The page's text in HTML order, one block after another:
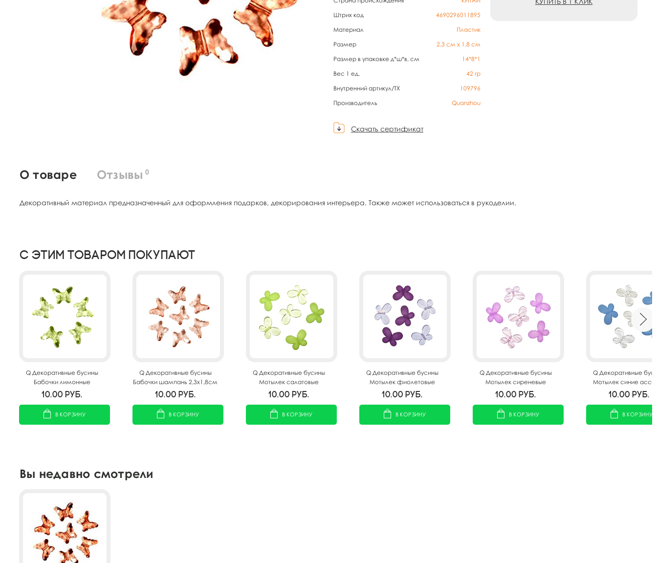
Штрих код
4690296011895
Материал
Пластик
Размер
2,3 см х 1,8 см
Размер в упаковке д*ш*в, см
14*8*1
Вес 1 ед.
42 гр
Внутренний артикул/TX
109796
Производитель
Quanzhou
Скачать сертификат
О товаре Отзывы 0
Декоративный материал предназначенный для оформления подарков, декорирования интерьера. Также может использоваться в рукоделии.
С этим товаром покупают
Q Декоративные бусины
Бабочки лимонные
2,3x1,8см 20шт
10.00 руб.
В КОРЗИНУ
Q Декоративные бусины
Бабочки шампань 2,3x1,8см
20шт
10.00 руб.
В КОРЗИНУ
Q Декоративные бусины
Мотылек салатовые
ассорти 3х2,2см 10шт
10.00 руб.
В КОРЗИНУ
Q Декоративные бусины
Мотылек фиолетовые
ассорти 3х2,2см 10шт
10.00 руб.
В КОРЗИНУ
Q Декоративные бусины
Мотылек сиреневые
ассорти 3х2,2см 10шт
10.00 руб.
В КОРЗИНУ
Q Декоративные
Мотылек синие
3х2,2см 10шт
10.00 руб.
В КОРЗИНУ
Вы недавно смотрели